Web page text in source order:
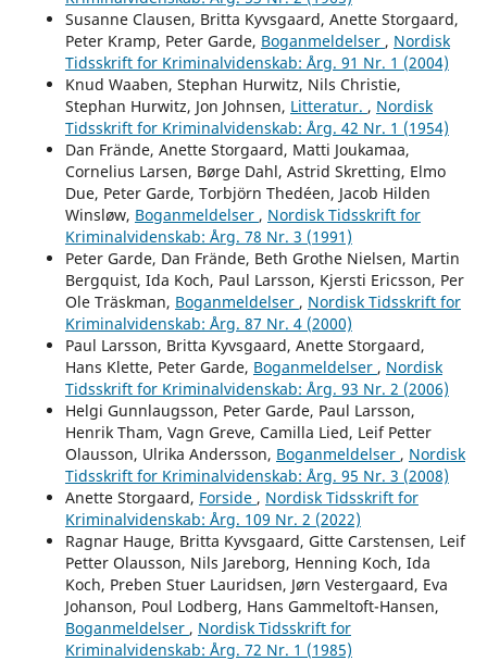
Susanne Clausen, Britta Kyvsgaard, Anette Storgaard,
Peter Kramp, Peter Garde, Boganmeldelser , Nordisk
Tidsskrift for Kriminalvidenskab: Årg. 91 Nr. 1 (2004)
Knud Waaben, Stephan Hurwitz, Nils Christie,
Stephan Hurwitz, Jon Johnsen, Litteratur. , Nordisk
Tidsskrift for Kriminalvidenskab: Årg. 42 Nr. 1 (1954)
Dan Frände, Anette Storgaard, Matti Joukamaa,
Cornelius Larsen, Børge Dahl, Astrid Skretting, Elmo
Due, Peter Garde, Torbjörn Thedéen, Jacob Hilden
Winsløw, Boganmeldelser , Nordisk Tidsskrift for
Kriminalvidenskab: Årg. 78 Nr. 3 (1991)
Peter Garde, Dan Frände, Beth Grothe Nielsen, Martin
Bergquist, Ida Koch, Paul Larsson, Kjersti Ericsson, Per
Ole Träskman, Boganmeldelser , Nordisk Tidsskrift for
Kriminalvidenskab: Årg. 87 Nr. 4 (2000)
Paul Larsson, Britta Kyvsgaard, Anette Storgaard,
Hans Klette, Peter Garde, Boganmeldelser , Nordisk
Tidsskrift for Kriminalvidenskab: Årg. 93 Nr. 2 (2006)
Helgi Gunnlaugsson, Peter Garde, Paul Larsson,
Henrik Tham, Vagn Greve, Camilla Lied, Leif Petter
Olausson, Ulrika Andersson, Boganmeldelser , Nordisk
Tidsskrift for Kriminalvidenskab: Årg. 95 Nr. 3 (2008)
Anette Storgaard, Forside , Nordisk Tidsskrift for
Kriminalvidenskab: Årg. 109 Nr. 2 (2022)
Ragnar Hauge, Britta Kyvsgaard, Gitte Carstensen, Leif
Petter Olausson, Nils Jareborg, Henning Koch, Ida
Koch, Preben Stuer Lauridsen, Jørn Vestergaard, Eva
Johanson, Poul Lodberg, Hans Gammeltoft-Hansen,
Boganmeldelser , Nordisk Tidsskrift for
Kriminalvidenskab: Årg. 72 Nr. 1 (1985)